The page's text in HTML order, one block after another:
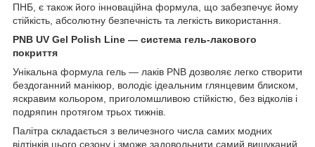
ПНБ, є також його інноваційна формула, що забезпечує йому
стійкість, абсолютну безпечність та легкість використання.
PNB UV Gel Polish Line ― система гель-лакового
покриття
Унікальна формула гель ― лаків PNB дозволяє легко створити
бездоганний манікюр, володіє ідеальним глянцевим блиском,
яскравим кольором, приголомшливою стійкістю, без відколів і
подряпин протягом трьох тижнів.
Палітра складається з величезного числа самих модних
відтінків цього сезону і зможе задовольнити самий вишуканий